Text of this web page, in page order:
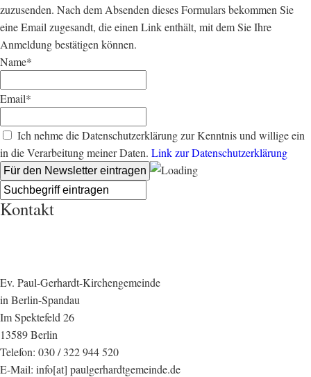
zuzusenden. Nach dem Absenden dieses Formulars bekommen Sie
eine Email zugesandt, die einen Link enthält, mit dem Sie Ihre
Anmeldung bestätigen können.
Name*
Email*
Ich nehme die Datenschutzerklärung zur Kenntnis und willige ein
in die Verarbeitung meiner Daten. Link zur Datenschutzerklärung
Kontakt
Ev. Paul-Gerhardt-Kirchengemeinde
in Berlin-Spandau
Im Spektefeld 26
13589 Berlin
Telefon: 030 / 322 944 520
E-Mail: info[at] paulgerhardtgemeinde.de